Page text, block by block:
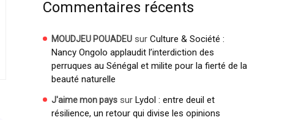
Commentaires récents
MOUDJEU POUADEU sur Culture & Société :
Nancy Ongolo applaudit l’interdiction des
perruques au Sénégal et milite pour la fierté de la
beauté naturelle
J'aime mon pays sur Lydol : entre deuil et
résilience, un retour qui divise les opinions